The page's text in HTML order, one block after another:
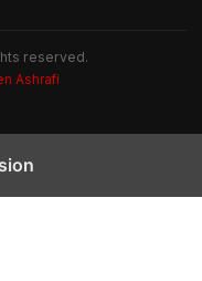
reserved.
Ashrafi